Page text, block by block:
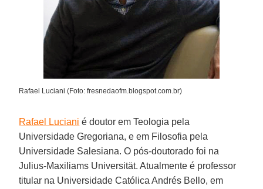
Rafael Luciani (Foto: fresnedaofm.blogspot.com.br)
Rafael Luciani é doutor em Teologia pela
Universidade Gregoriana, e em Filosofia pela
Universidade Salesiana. O pós-doutorado foi na
Julius-Maxiliams Universität. Atualmente é professor
titular na Universidade Católica Andrés Bello, em